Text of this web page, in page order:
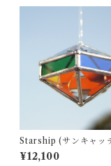
Starship (サンキャッチャー
・ ウォータープリズム)
¥12,100